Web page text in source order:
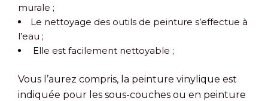
murale ;
Le nettoyage des outils de peinture s’effectue à
l’eau ;
Elle est facilement nettoyable ;
Vous l’aurez compris, la peinture vinylique est
indiquée pour les sous-couches ou en peinture